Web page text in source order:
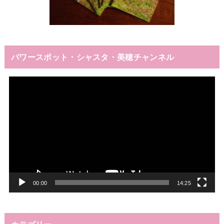
パワースポット・シャスタ・美穂チャンネル
00:00 14:25